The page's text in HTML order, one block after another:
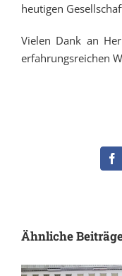
heutigen
Vielen Dank an
erfahrungsreichen
Ähnliche